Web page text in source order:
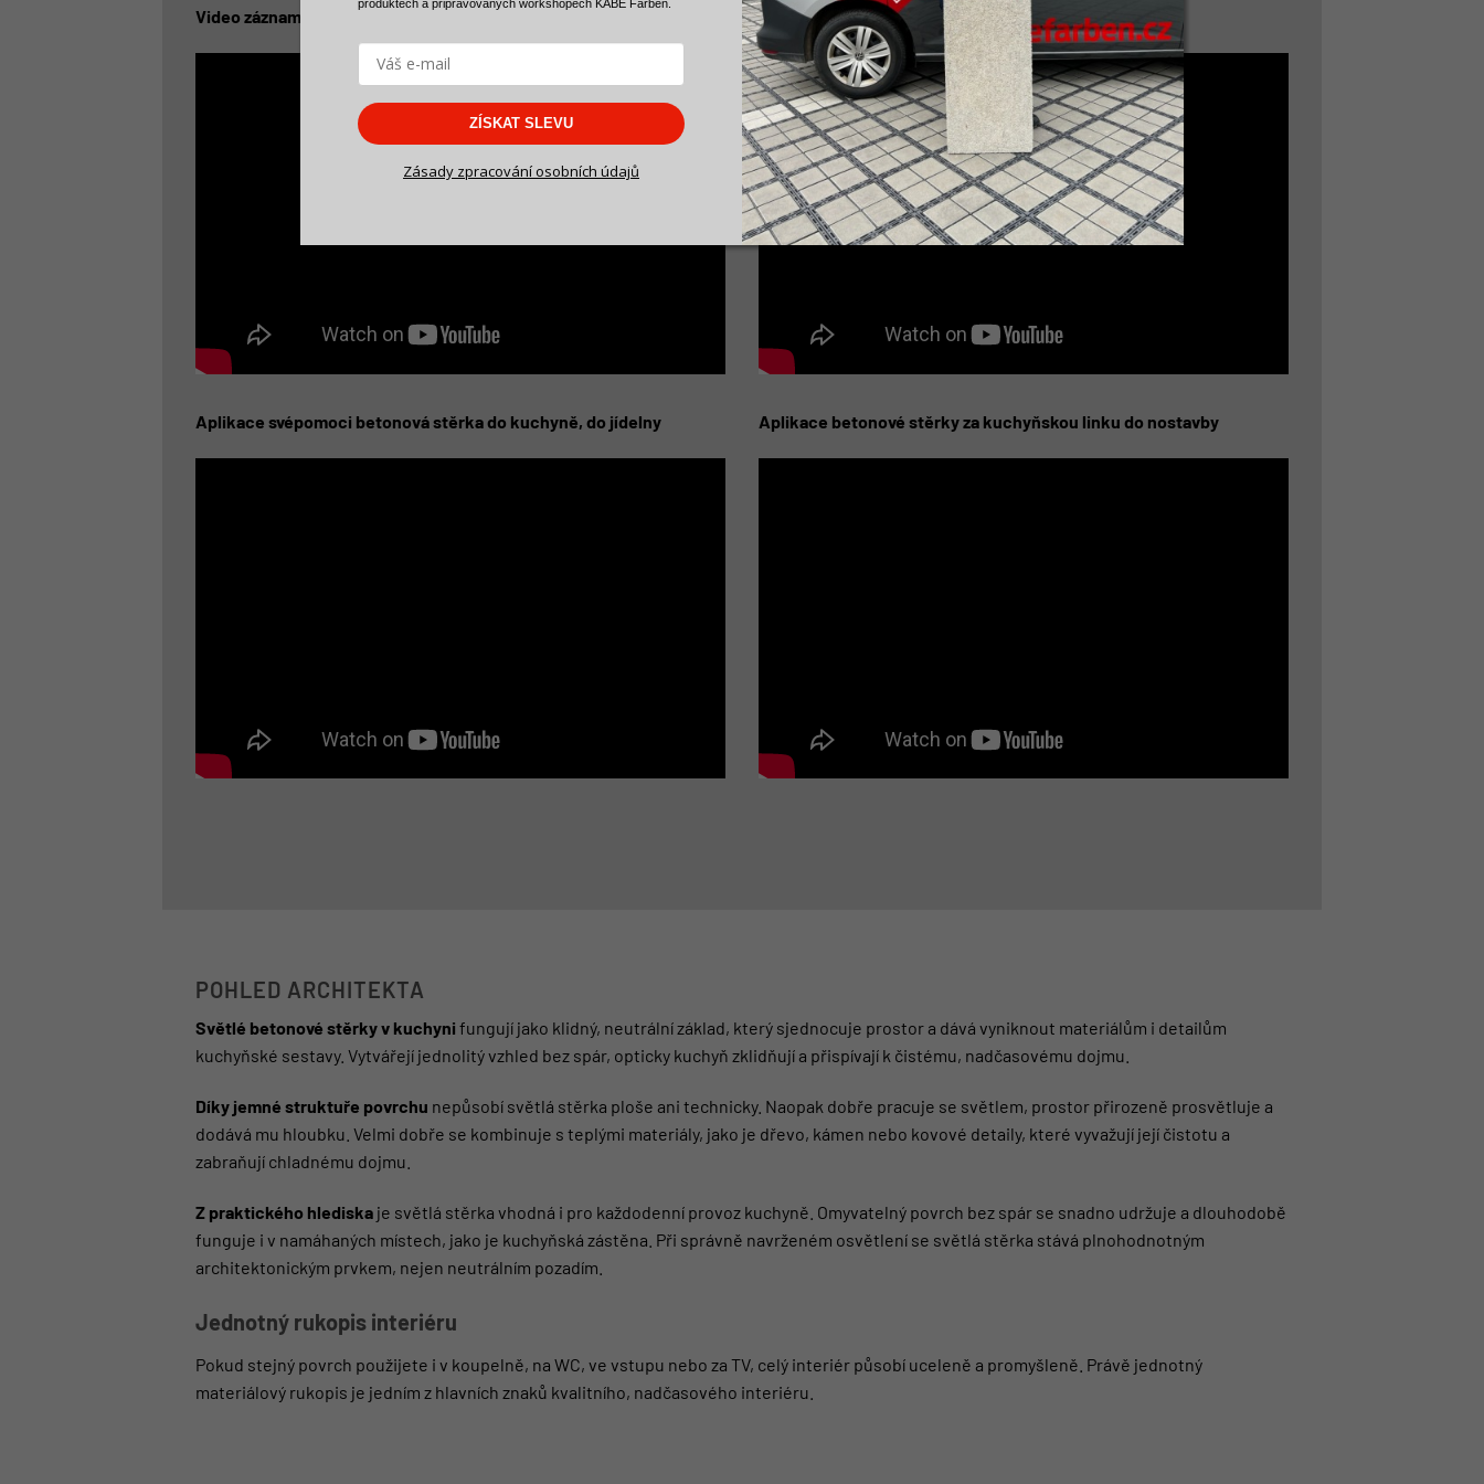
Video záznam z workshopu „betonové stěrky svépomoci“
Aplikace svépomoci betonová stěrka do kuchyně, do jídelny
Test betonové stěrky do kuchyně
Aplikace betonové stěrky za kuchyňskou linku do nostavby
POHLED ARCHITEKTA
Světlé betonové stěrky v kuchyni fungují jako klidný, neutrální základ, který sjednocuje prostor a dává vyniknout materiálům i detailům
kuchyňské sestavy. Vytvářejí jednolitý vzhled bez spár, opticky kuchyň zklidňují a přispívají k čistému, nadčasovému dojmu.
Díky jemné struktuře povrchu nepůsobí světlá stěrka ploše ani technicky. Naopak dobře pracuje se světlem, prostor přirozeně prosvětluje a
dodává mu hloubku. Velmi dobře se kombinuje s teplými materiály, jako je dřevo, kámen nebo kovové detaily, které vyvažují její čistotu a
zabraňují chladnému dojmu.
Z praktického hlediska je světlá stěrka vhodná i pro každodenní provoz kuchyně. Omyvatelný povrch bez spár se snadno udržuje a dlouhodobě
funguje i v namáhaných místech, jako je kuchyňská zástěna. Při správně navrženém osvětlení se světlá stěrka stává plnohodnotným
architektonickým prvkem, nejen neutrálním pozadím.
Jednotný rukopis interiéru
Pokud stejný povrch použijete i v koupelně, na WC, ve vstupu nebo za TV, celý interiér působí uceleně a promyšleně. Právě jednotný
materiálový rukopis je jedním z hlavních znaků kvalitního, nadčasového interiéru.
produktech a připravovaných workshopech KABE Farben.
ZÍSKAT SLEVU
Zásady zpracování osobních údajů